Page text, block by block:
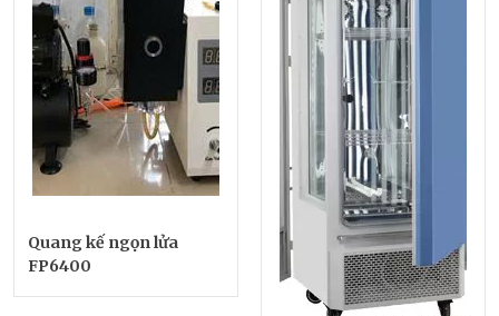
Quang kế ngọn lửa
FP6400